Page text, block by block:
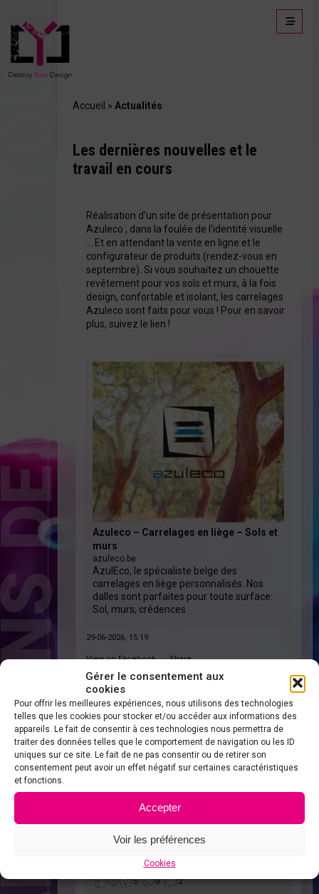
Gérer le consentement aux
cookies
Pour offrir les meilleures expériences, nous utilisons des technologies
telles que les cookies pour stocker et/ou accéder aux informations des
appareils. Le fait de consentir à ces technologies nous permettra de
traiter des données telles que le comportement de navigation ou les ID
uniques sur ce site. Le fait de ne pas consentir ou de retirer son
consentement peut avoir un effet négatif sur certaines caractéristiques
et fonctions.
Accepter
Voir les préférences
Cookies
Actualités
Accueil » Actualités
Les dernières nouvelles et le
travail en cours
Réalisation d'un site de présentation pour
Azuleco , dans la foulée de l'identité visuelle
… Et en attendant la vente en ligne et le
configurateur de produits (rendez-vous en
septembre). Si vous souhaitez un chouette
revêtement pour vos sols et murs, à la fois
design, confortable et isolant, les carrelages
Azulecosont faits pour vous ! Pour en savoir
plus, suivez le lien !
Azuleco – Carrelages en liège – Sols et
murs
azuleco.be
AzulEco, le spécialiste belge des
carrelages en liège personnalisés. Nos
dalles sont parfaites pour toute surface:
Sol, murs, crédences
29-06-2026, 15:19
View on Facebook · Share
4 0 0
festival dans le cadre des 10 ans deRock
. Affiches, Visuels pour publications,
pour billetterie, pour événements etc…
24-06-2026, 11:02
View on Facebook · Share
5 0 2
Y-D